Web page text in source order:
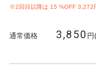
※2回目以降は 15 %OFF 3,272
通常価格 3,850